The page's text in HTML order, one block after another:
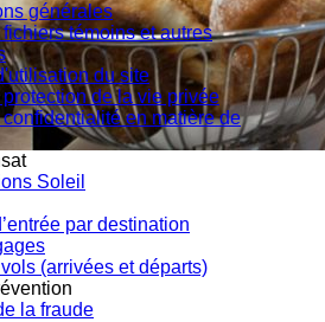
générales
témoins et autres
du site
de la vie privée
en matière de
Soleil
par destination
(arrivées et départs)
la fraude